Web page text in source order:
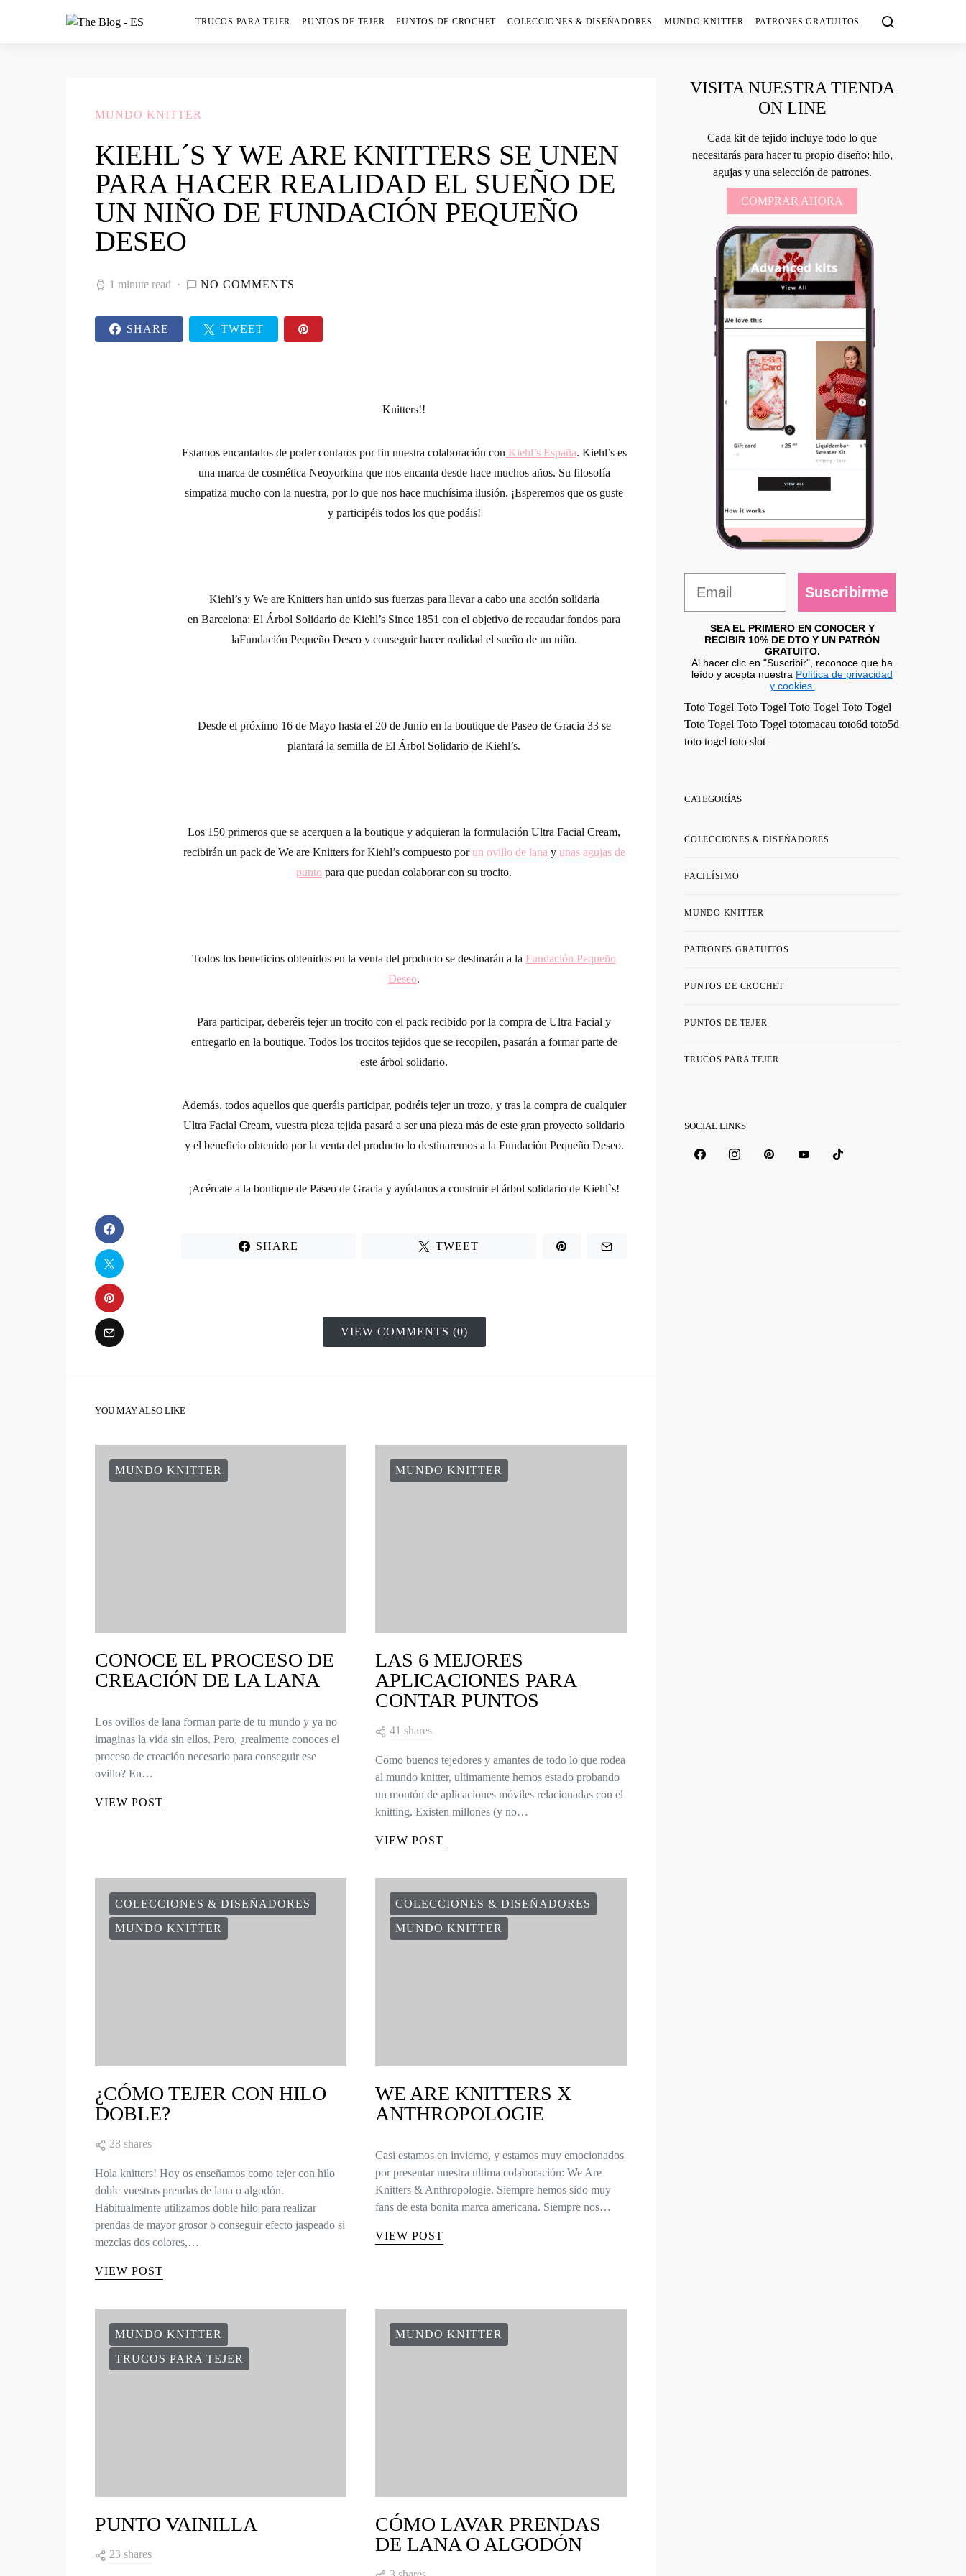
TRUCOS PARA TEJER PUNTOS DE TEJER PUNTOS DE CROCHET COLECCIONES & DISEÑADORES MUNDO KNITTER PATRONES GRATUITOS
MUNDO KNITTER
KIEHL´S Y WE ARE KNITTERS SE UNEN
PARA HACER REALIDAD EL SUEÑO DE
UN NIÑO DE FUNDACIÓN PEQUEÑO
DESEO
1 minute read NO COMMENTS
SHARE TWEET
Knitters!!
Estamos encantados de poder contaros por fin nuestra colaboración con Kiehl’s España. Kiehl’s es
una marca de cosmética Neoyorkina que nos encanta desde hace muchos años. Su filosofía
simpatiza mucho con la nuestra, por lo que nos hace muchísima ilusión. ¡Esperemos que os guste
y participéis todos los que podáis!
Kiehl’s yWe are Knittershan unido sus fuerzas para llevar a cabo una acción solidaria
en Barcelona: El Árbol Solidario de Kiehl’s Since 1851 con el objetivo de recaudar fondos para
laFundación Pequeño Deseoy conseguir hacer realidad el sueño de un niño.
Desde el próximo 16 de Mayohasta el 20 de Junioen la boutique de Paseo de Gracia 33 se
plantará la semilla de El Árbol Solidario de Kiehl’s.
Los 150 primeros que se acerquen a la boutique y adquieran la formulación Ultra Facial Cream,
recibirán un pack de We are Knitters for Kiehl’scompuesto porun ovillo de lana y unas agujas de
punto para que puedan colaborar con su trocito.
Todos los beneficios obtenidos en la venta del producto se destinarán a la Fundación Pequeño
Deseo.
Para participar, deberéis tejer un trocito con el pack recibido por la compra de Ultra Facial y
entregarlo en la boutique. Todos los trocitos tejidosque se recopilen, pasarán a formar parte de
este árbol solidario.
Además, todos aquellos que queráis participar, podréis tejer un trozo, y tras la compra de cualquier
Ultra Facial Cream, vuestra pieza tejida pasará a ser una pieza más de este gran proyecto solidario
y el beneficio obtenido por la venta del producto lo destinaremos a la Fundación Pequeño Deseo.
¡Acércate a la boutique de Paseo de Gracia y ayúdanos a construir el árbol solidario de Kiehl`s!
SHARE TWEET
VIEW COMMENTS (0)
YOU MAY ALSO LIKE
MUNDO KNITTER
CONOCE EL PROCESO DE
CREACIÓN DE LA LANA
Los ovillos de lana forman parte de tu mundo y ya no
imaginas la vida sin ellos. Pero, ¿realmente conoces el
proceso de creación necesario para conseguir ese
ovillo? En…
VIEW POST
MUNDO KNITTER
LAS 6 MEJORES
APLICACIONES PARA
CONTAR PUNTOS
41 shares
Como buenos tejedores y amantes de todo lo que rodea
al mundo knitter, ultimamente hemos estado probando
un montón de aplicaciones móviles relacionadas con el
knitting. Existen millones (y no…
VIEW POST
COLECCIONES & DISEÑADORES
MUNDO KNITTER
¿CÓMO TEJER CON HILO
DOBLE?
28 shares
Hola knitters! Hoy os enseñamos como tejer con hilo
doble vuestras prendas de lana o algodón.
Habitualmente utilizamos doble hilo para realizar
prendas de mayor grosor o conseguir efecto jaspeado si
mezclas dos colores,…
VIEW POST
COLECCIONES & DISEÑADORES
MUNDO KNITTER
WE ARE KNITTERS X
ANTHROPOLOGIE
Casi estamos en invierno, y estamos muy emocionados
por presentar nuestra ultima colaboración: We Are
Knitters & Anthropologie. Siempre hemos sido muy
fans de esta bonita marca americana. Siempre nos…
VIEW POST
MUNDO KNITTER
TRUCOS PARA TEJER
PUNTO VAINILLA
23 shares
MUNDO KNITTER
CÓMO LAVAR PRENDAS
DE LANA O ALGODÓN
VISITA NUESTRA TIENDA
ON LINE
Cada kit de tejido incluye todo lo que
necesitarás para hacer tu propio diseño: hilo,
agujas y una selección de patrones.
COMPRAR AHORA
Suscribirme
SEA EL PRIMERO EN CONOCER Y
RECIBIR 10% DE DTO Y UN PATRÓN
GRATUITO.
Al hacer clic en "Suscribir", reconoce que ha
leído y acepta nuestra Política de privacidad
y cookies.
Toto Togel Toto Togel Toto Togel Toto Togel
Toto Togel Toto Togel totomacau toto6d toto5d
toto togel toto slot
CATEGORÍAS
COLECCIONES & DISEÑADORES
FACILÍSIMO
MUNDO KNITTER
PATRONES GRATUITOS
PUNTOS DE CROCHET
PUNTOS DE TEJER
TRUCOS PARA TEJER
SOCIAL LINKS